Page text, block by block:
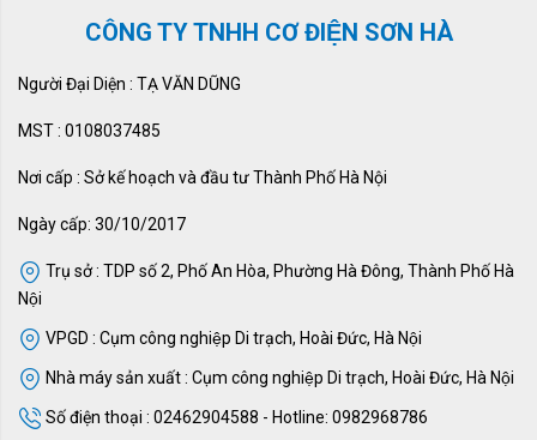
CÔNG TY TNHH CƠ ĐIỆN SƠN HÀ
Người Đại Diện : TẠ VĂN DŨNG
MST : 0108037485
Nơi cấp : Sở kế hoạch và đầu tư Thành Phố Hà Nội
Ngày cấp: 30/10/2017
Trụ sở : TDP số 2, Phố An Hòa, Phường Hà Đông, Thành Phố Hà
Nội
VPGD : Cụm công nghiệp Di trạch, Hoài Đức, Hà Nội
Nhà máy sản xuất : Cụm công nghiệp Di trạch, Hoài Đức, Hà Nội
Số điện thoại : 02462904588 - Hotline: 0982968786